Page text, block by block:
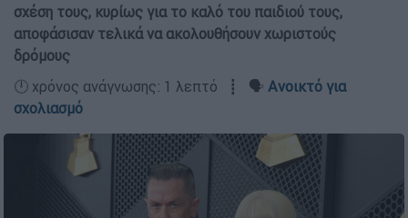
σχέση τους, κυρίως για το καλό του παιδιού τους,
αποφάσισαν τελικά να ακολουθήσουν χωριστούς
δρόμους
🕛 χρόνος ανάγνωσης: 1 λεπτό ┋ 🗣️ Ανοικτό για
σχολιασμό